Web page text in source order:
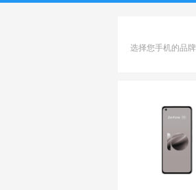
选择您手机的品牌